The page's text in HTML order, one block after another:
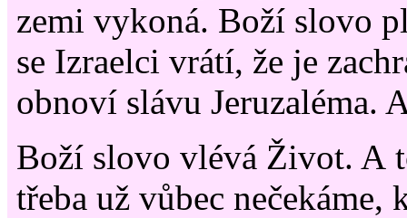
zemi vykoná. Boží slovo
se Izraelci vrátí, že je
obnoví slávu Jeruzaléma.
Boží slovo vlévá Život. A
třeba už vůbec nečekáme,